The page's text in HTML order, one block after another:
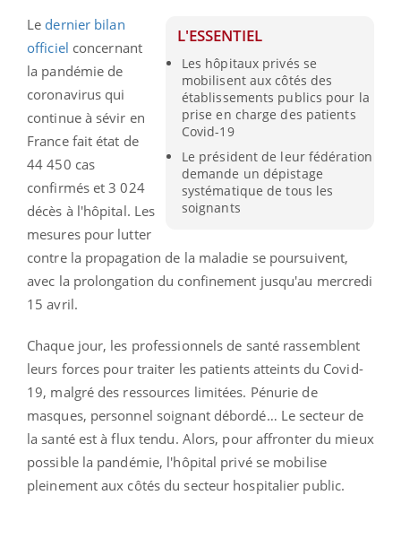
L'ESSENTIEL
Les hôpitaux privés se
mobilisent aux côtés des
établissements publics pour la
prise en charge des patients
Covid-19
Le président de leur fédération
demande un dépistage
systématique de tous les
soignants
Le dernier bilan
officiel concernant
la pandémie de
coronavirus qui
continue à sévir en
France fait état de
44 450 cas
confirmés et 3 024
décès à l'hôpital. Les
mesures pour lutter
contre la propagation de la maladie se poursuivent,
avec la prolongation du confinement jusqu'au mercredi
15 avril.
Chaque jour, les professionnels de santé rassemblent
leurs forces pour traiter les patients atteints du Covid-
19, malgré des ressources limitées. Pénurie de
masques, personnel soignant débordé… Le secteur de
la santé est à flux tendu. Alors, pour affronter du mieux
possible la pandémie, l'hôpital privé se mobilise
pleinement aux côtés du secteur hospitalier public.